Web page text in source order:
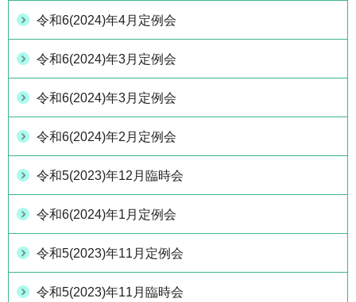
令和6(2024)年4月定例会
令和6(2024)年3月定例会
令和6(2024)年3月定例会
令和6(2024)年2月定例会
令和5(2023)年12月臨時会
令和6(2024)年1月定例会
令和5(2023)年11月定例会
令和5(2023)年11月臨時会